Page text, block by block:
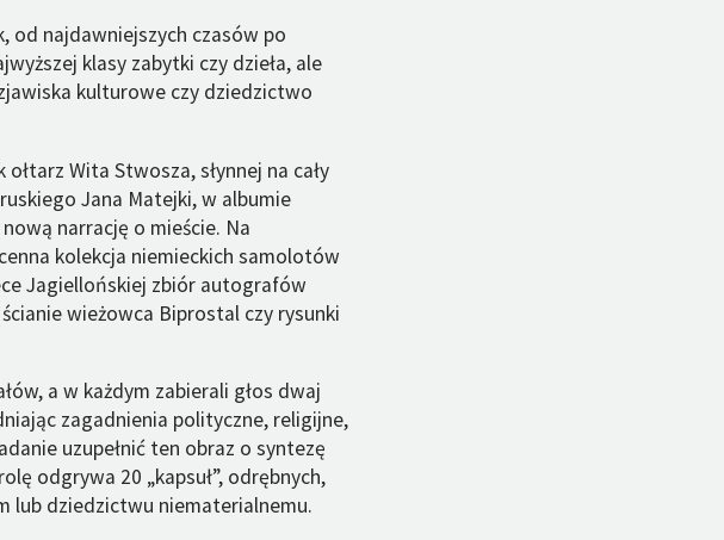
od najdawniejszych czasów po
klasy zabytki czy dzieła, ale
kulturowe czy dziedzictwo
Wita Stwosza, słynnej na cały
Jana Matejki, w albumie
narrację o mieście. Na
kolekcja niemieckich samolotów
Jagiellońskiej zbiór autografów
wieżowca Biprostal czy rysunki
a w każdym zabierali głos dwaj
zagadnienia polityczne, religijne,
uzupełnić ten obraz o syntezę
odgrywa 20 „kapsuł”, odrębnych,
lub dziedzictwu niematerialnemu.